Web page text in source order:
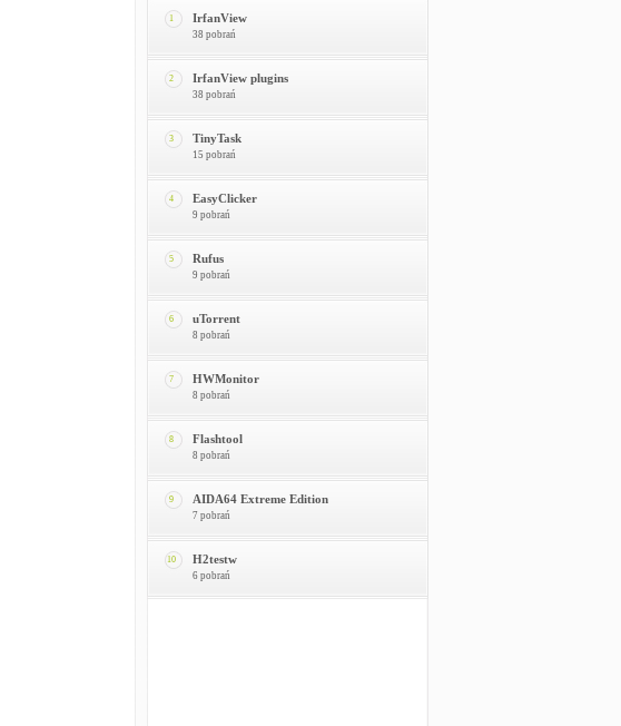
1 IrfanView
38 pobrań
2 IrfanView plugins
38 pobrań
3 TinyTask
15 pobrań
4 EasyClicker
9 pobrań
5 Rufus
9 pobrań
6 uTorrent
8 pobrań
7 HWMonitor
8 pobrań
8 Flashtool
8 pobrań
9 AIDA64 Extreme Edition
7 pobrań
10 H2testw
6 pobrań